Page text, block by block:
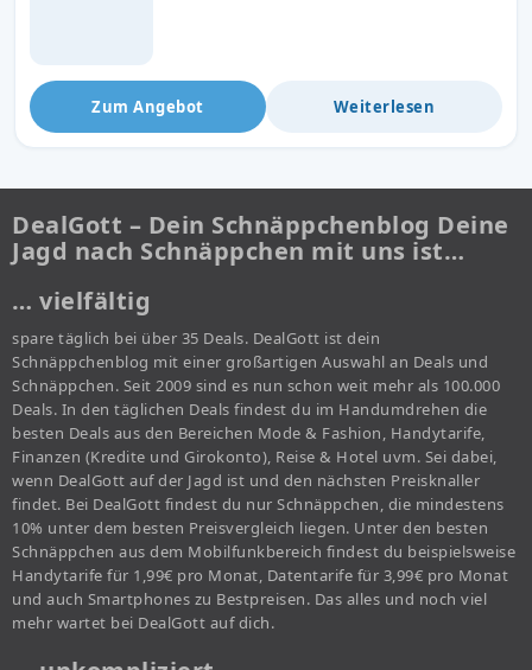
Zum Angebot Weiterlesen
DealGott – Dein Schnäppchenblog Deine
Jagd nach Schnäppchen mit uns ist…
… vielfältig
spare täglich bei über 35 Deals. DealGott ist dein
Schnäppchenblog mit einer großartigen Auswahl an Deals und
Schnäppchen. Seit 2009 sind es nun schon weit mehr als 100.000
Deals. In den täglichen Deals findest du im Handumdrehen die
besten Deals aus den Bereichen Mode & Fashion, Handytarife,
Finanzen (Kredite und Girokonto), Reise & Hotel uvm. Sei dabei,
wenn DealGott auf der Jagd ist und den nächsten Preisknaller
findet. Bei DealGott findest du nur Schnäppchen, die mindestens
10% unter dem besten Preisvergleich liegen. Unter den besten
Schnäppchen aus dem Mobilfunkbereich findest du beispielsweise
Handytarife für 1,99€ pro Monat, Datentarife für 3,99€ pro Monat
und auch Smartphones zu Bestpreisen. Das alles und noch viel
mehr wartet bei DealGott auf dich.